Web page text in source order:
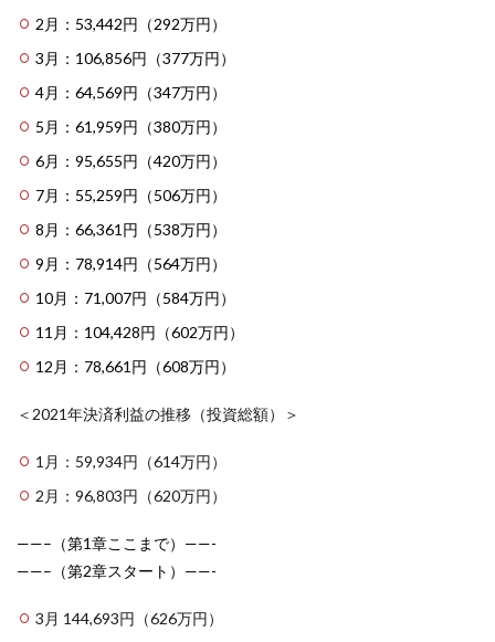
2月：53,442円（292万円）
3月：106,856円（377万円）
4月：64,569円（347万円）
5月：61,959円（380万円）
6月：95,655円（420万円）
7月：55,259円（506万円）
8月：66,361円（538万円）
9月：78,914円（564万円）
10月：71,007円（584万円）
11月：104,428円（602万円）
12月：78,661円（608万円）
＜2021年決済利益の推移（投資総額）＞
1月：59,934円（614万円）
2月：96,803円（620万円）
——–（第1章ここまで）——-
——–（第2章スタート）——-
3月 144,693円（626万円）